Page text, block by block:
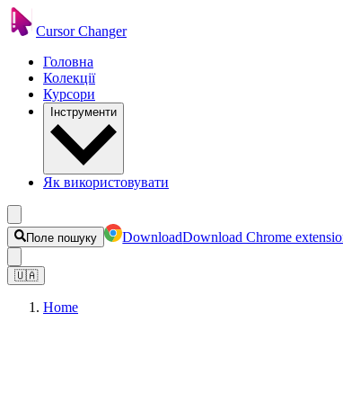
Cursor Changer
Головна
Колекції
Курсори
Інструменти
Як використовувати
Поле пошуку DownloadDownload Chrome
🇺🇦
Home